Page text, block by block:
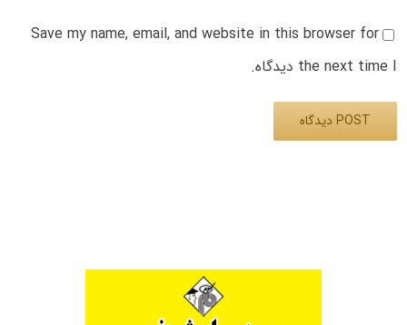
Save my name, email, and website in this browser for
the next time I دیدگاه.